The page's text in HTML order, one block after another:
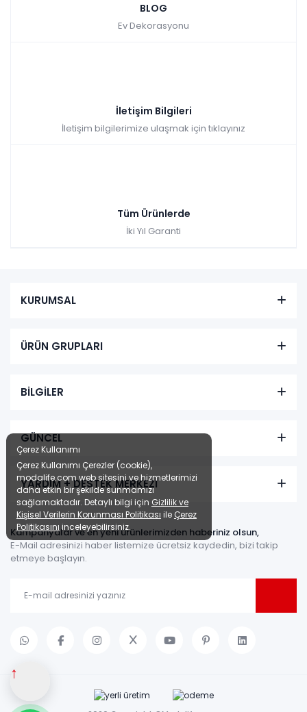
↑
BLOG
Ev Dekorasyonu
İletişim Bilgileri
İletişim bilgilerimize ulaşmak için tıklayınız
Tüm Ürünlerde
İki Yıl Garanti
KURUMSAL
ÜRÜN GRUPLARI
BİLGİLER
GÜNCEL
YARDIM + DESTEK MERKEZİ
Kampanyalar ve en yeni ürünlerimizden haberiniz olsun,
E-Mail adresinizi haber listemize ücretsiz kaydedin, bizi takip
etmeye başlayın.
Çerez Kullanımı
Çerez Kullanımı Çerezler (cookie),
modalife.com web sitesini ve hizmetlerimizi
daha etkin bir şekilde sunmamızı
sağlamaktadır. Detaylı bilgi için Gizlilik ve
Kişisel Verilerin Korunması Politikası ile Çerez
Politikasınıinceleyebilirsiniz.